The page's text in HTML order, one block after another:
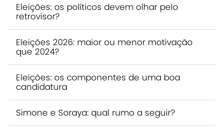
Eleições: os políticos devem olhar pelo
retrovisor?
Eleições 2026: maior ou menor motivação
que 2024?
Eleições: os componentes de uma boa
candidatura
Simone e Soraya: qual rumo a seguir?